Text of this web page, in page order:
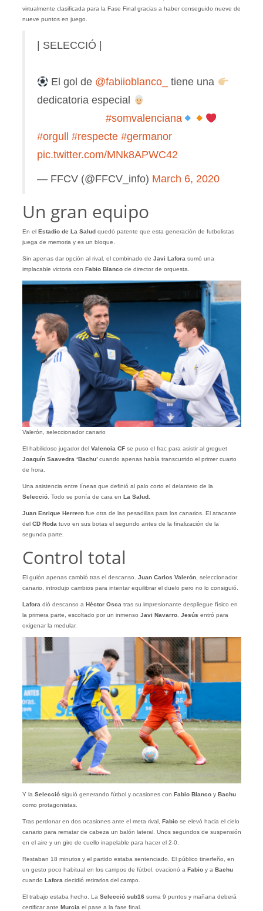
virtualmente clasificada para la Fase Final gracias a haber conseguido nueve de
nueve puntos en juego.
| SELECCIÓ |
El gol de @fabiioblanco_
tiene una
dedicatoria especial
#somvalenciana
#orgull
#respecte #germanor
pic.twitter.com/MNk8APWC42
— FFCV (@FFCV_info) March 6, 2020
Un gran equipo
En el Estadio de La Salud quedó patente que esta generación de futbolistas
juega de memoria y es un bloque.
Sin apenas dar opción al rival, el combinado de Javi Lafora sumó una
implacable victoria con Fabio Blancode director de orquesta.
Valerón, seleccionador canario
El habilidoso jugador del Valencia CFse puso el frac para asistir al groguet
Joaquín Saavedra ‘Bachu’ cuando apenas había transcurrido el primer cuarto
de hora.
Una asistencia entre líneas que definió al palo corto el delantero de la
Selecció. Todo se ponía de cara en La Salud.
Juan Enrique Herrerofue otra de las pesadillas para los canarios. El atacante
del CD Roda tuvo en sus botas el segundo antes de la finalización de la
segunda parte.
Control total
El guión apenas cambió tras el descanso. Juan Carlos Valerón, seleccionador
canario, introdujo cambios para intentar equilibrar el duelo pero no lo consiguió.
Lafora dió descanso a Héctor Osca tras su impresionante despliegue físico en
la primera parte, escoltado por un inmenso Javi Navarro. Jesús entró para
oxigenar la medular.
Y la Selecciósiguió generando fútbol y ocasiones con Fabio Blancoy Bachu
como protagonistas.
Tras perdonar en dos ocasiones ante el meta rival, Fabiose elevó hacia el cielo
canario para rematar de cabeza un balón lateral. Unos segundos de suspensión
en el aire y un giro de cuello inapelable para hacer el 2-0.
Restaban 18 minutos y el partido estaba sentenciado. El público tinerfeño, en
un gesto poco habitual en los campos de fútbol, ovacionó a Fabioy a Bachu
cuando Lafora decidió retirarlos del campo.
El trabajo estaba hecho. La Selecció sub16 suma 9 puntos y mañana deberá
certificar ante Murcia el pase a la fase final.